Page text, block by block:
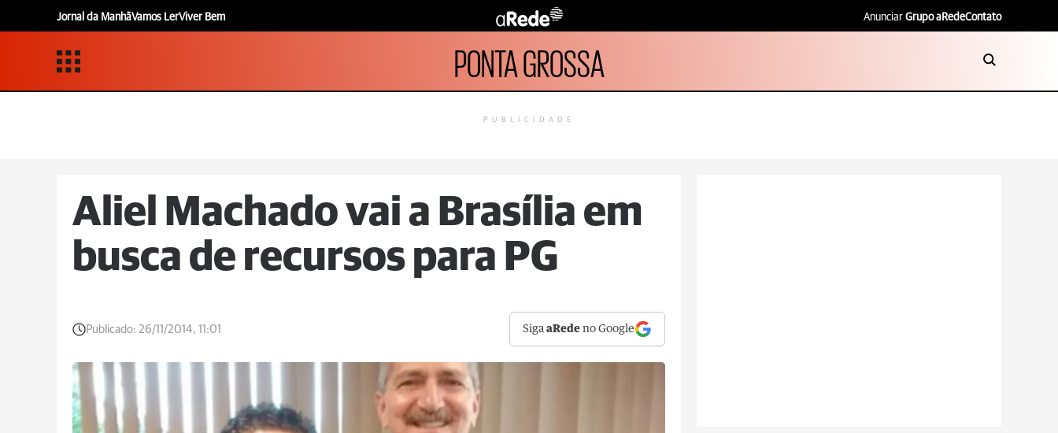
Jornal da ManhãVamos LerViver Bem Anunciar Grupo aRedeContato
PONTA GROSSA
PUBLICIDADE
Aliel Machado vai a Brasília em
busca de recursos para PG
Publicado: 26/11/2014, 11:01 SigaaRede no Google